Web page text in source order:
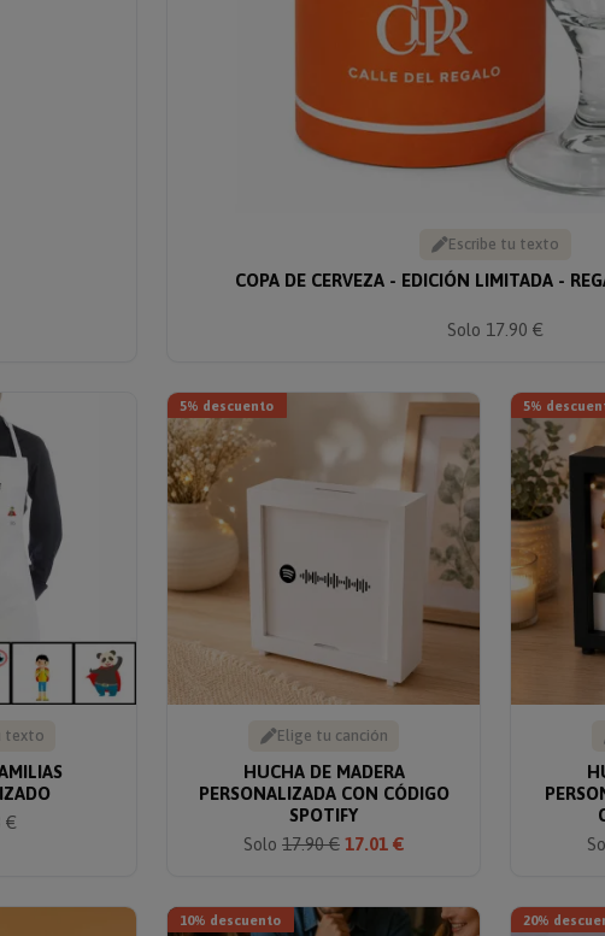
Escribe tu texto
COPA DE CERVEZA - EDICIÓN LIMITADA -
Solo 17.90 €
texto
€
5% descuento
Elige tu canción
HUCHA DE MADERA
PERSONALIZADA CON CÓDIGO
SPOTIFY
Solo 17.90 € 17.01 €
5%
10% descuento 20%